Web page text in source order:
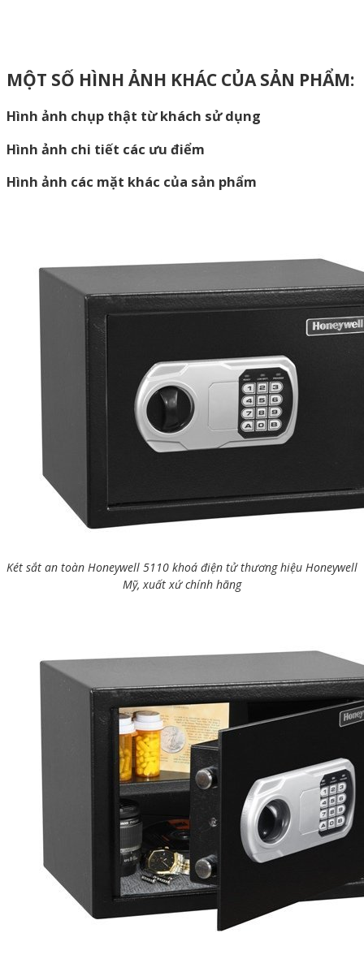
MỘT SỐ HÌNH ẢNH KHÁC CỦA SẢN PHẨM:
Hình ảnh chụp thật từ khách sử dụng
Hình ảnh chi tiết các ưu điểm
Hình ảnh các mặt khác của sản phẩm
Két sắt an toàn Honeywell 5110 khoá điện tử thương hiệu Honeywell
Mỹ, xuất xứ chính hãng